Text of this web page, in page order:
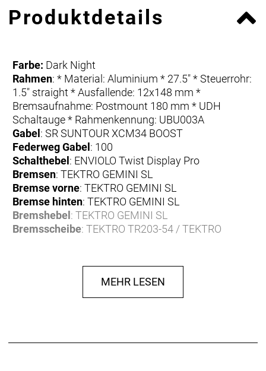
Produktdetails
Farbe: Dark Night
Rahmen: * Material: Aluminium * 27.5" * Steuerrohr:
1.5" straight * Ausfallende: 12x148 mm *
Bremsaufnahme: Postmount 180 mm * UDH
Schaltauge * Rahmenkennung: UBU003A
Gabel: SR SUNTOUR XCM34 BOOST
Federweg Gabel: 100
Schalthebel: ENVIOLO Twist Display Pro
Bremsen: TEKTRO GEMINI SL
Bremse vorne: TEKTRO GEMINI SL
Bremse hinten: TEKTRO GEMINI SL
Bremshebel: TEKTRO GEMINI SL
Bremsscheibe: TEKTRO TR203-54 / TEKTRO
Bremsscheibe hinten: TEKTRO TR180-54
: PROCRAFT MD25
: SCHWALBE Smart Sam 27.5x2.25"
MEHR LESEN